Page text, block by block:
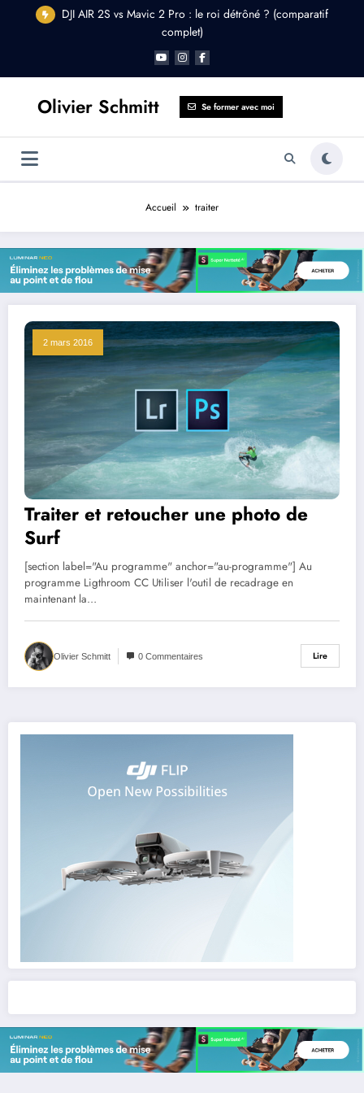
DJI AIR 2S vs Mavic 2 Pro : le roi détrôné ? (comparatif
complet)
Olivier Schmitt Se former avec moi
Accueil traiter
2 mars 2016
Traiter et retoucher une photo de
Surf
[section label="Au programme" anchor="au-programme"] Au
programme Ligthroom CC Utiliser l'outil de recadrage en
maintenant la…
Olivier Schmitt 0 Commentaires Lire